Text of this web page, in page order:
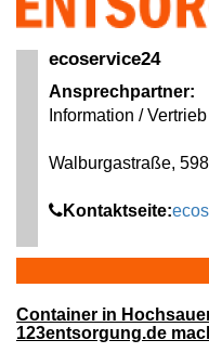
ecoservice24
Ansprechpartner:
Information / Vertrieb
Walburgastraße,
Kontaktseite:
Container in
123entsorgung.de